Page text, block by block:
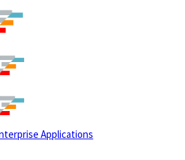
Applications